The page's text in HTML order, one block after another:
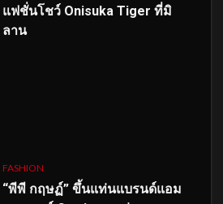
แฟชั่นโชว์ Onisuka Tiger ที่มิ
ลาน
FASHION
“พีพี กฤษฏ์” ขึ้นแท่นแบรนด์แอม